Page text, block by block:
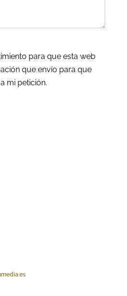
para que esta web
que envío para que
mi petición.